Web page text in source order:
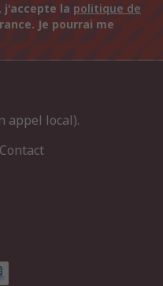
j'accepte la politique de
Je pourrai me
appel local).